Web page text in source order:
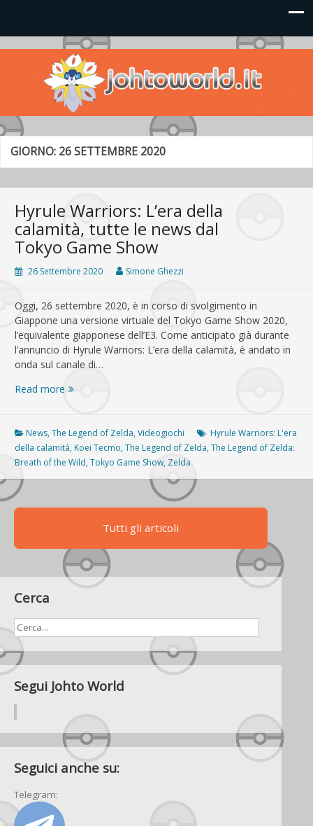
Johto World
Le novità più frizzanti dall'universo Pokémon e Nintendo
GIORNO: 26 SETTEMBRE 2020
Hyrule Warriors: L’era della
calamità, tutte le news dal
Tokyo Game Show
26 Settembre 2020 Simone Ghezzi
Oggi, 26 settembre 2020, è in corso di svolgimento in
Giappone una versione virtuale del Tokyo Game Show 2020,
l’equivalente giapponese dell’E3. Come anticipato già durante
l’annuncio di Hyrule Warriors: L’era della calamità, è andato in
onda sul canale di…
Read more Hyrule
della
calamità,
tutte
le
dal
Show
News,The Legend of Zelda,Videogiochi
Hyrule Warriors: L'era
della calamità, Koei Tecmo,The Legend of Zelda,The Legend of Zelda:
Breath of the Wild,Tokyo Game Show, Zelda
Tutti gli articoli
Cerca
Segui Johto World
Seguici anche su:
Telegram: